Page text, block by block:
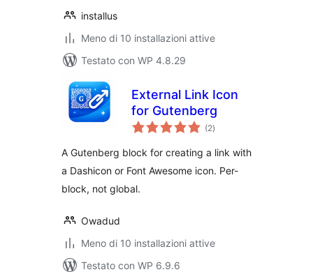
installus
Meno di 10 installazioni attive
Testato con WP 4.8.29
External Link Icon
for Gutenberg
(2valutazioni
totali
)
A Gutenberg block for creating a link with
a Dashicon or Font Awesome icon. Per-
block, not global.
Owadud
Meno di 10 installazioni attive
Testato con WP 6.9.6